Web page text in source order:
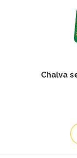
Chalva